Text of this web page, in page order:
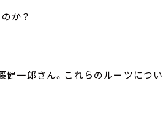
か？
健一郎さん。これらのルーツについ